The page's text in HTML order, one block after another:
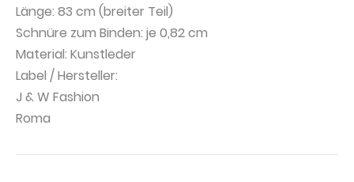
Länge: 83 cm (breiter Teil)
Schnüre zum Binden: je 0,82 cm
Material: Kunstleder
Label / Hersteller:
J & W Fashion
Roma